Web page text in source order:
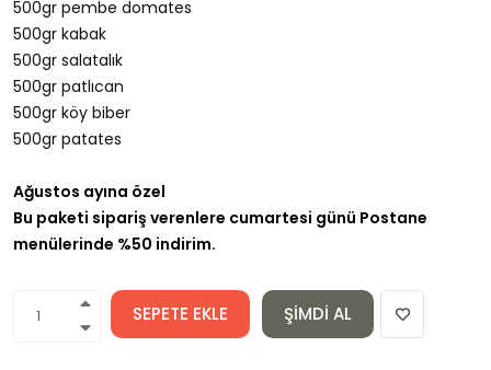
500gr pembe domates
500gr kabak
500gr salatalık
500gr patlıcan
500gr köy biber
500gr patates
Ağustos ayına özel
Bu paketi sipariş verenlere cumartesi günü Postane
menülerinde %50 indirim.
SEPETE EKLE ŞIMDI AL